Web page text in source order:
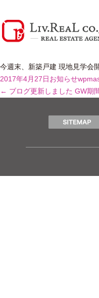
今週末、新築戸建 現地見学会
2017年4月27日 お知らせ
← ブログ更新しました GW期